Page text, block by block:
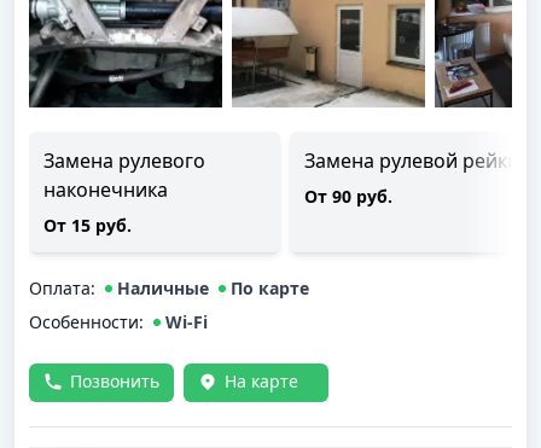
Замена рулевого
наконечника
От 15 руб.
Замена рулевой рейки
От 90 руб.
Оплата: Наличные
По карте
Особенности:
Wi-Fi
Позвонить На карте